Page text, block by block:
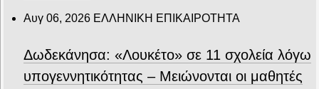
Αυγ 06, 2026 ΕΛΛΗΝΙΚΗ ΕΠΙΚΑΙΡΟΤΗΤΑ
Δωδεκάνησα: «Λουκέτο» σε 11 σχολεία λόγω
υπογεννητικότητας – Μειώνονται οι μαθητές